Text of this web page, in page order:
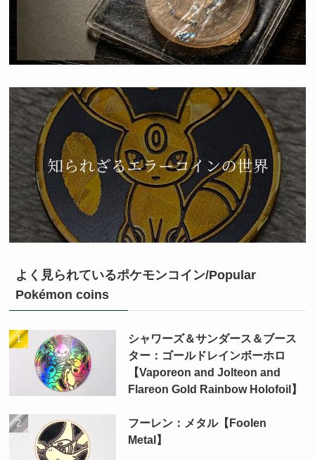
よく見られているポケモンコイン/Popular
Pokémon coins
シャワーズ＆サンダース＆ブース
ター：ゴールドレインボーホロ
【Vaporeon and Jolteon and
Flareon Gold Rainbow Holofoil】
フーレン：メタル【Foolen
Metal】